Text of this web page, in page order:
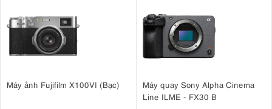
Máy ảnh Fujifilm X100VI (Bạc)
Máy quay Sony Alpha Cinema
Line ILME - FX30 B